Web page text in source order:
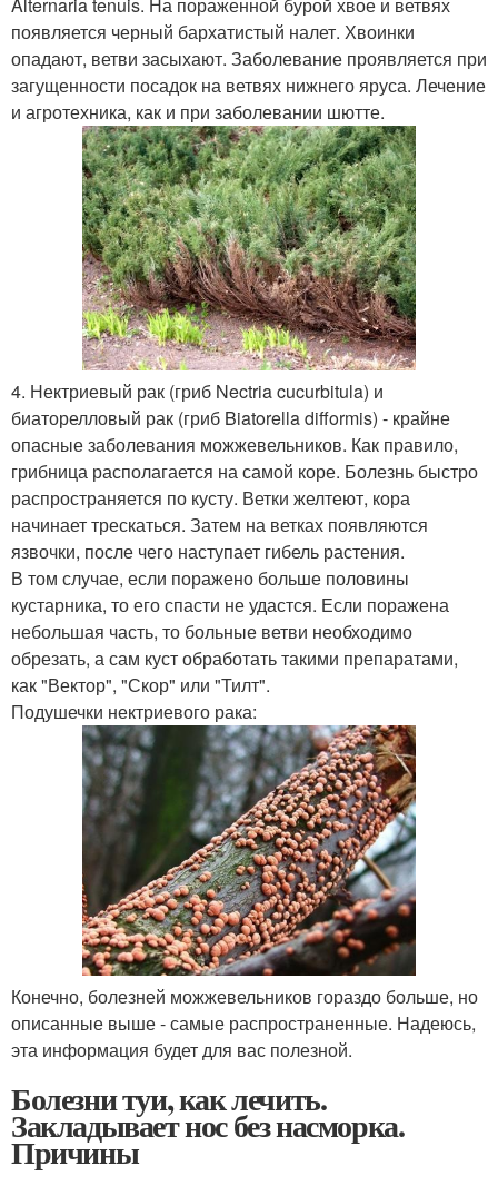
появляется черный бархатистый налет. Хвоинки
опадают, ветви засыхают. Заболевание проявляется при
загущенности посадок на ветвях нижнего яруса. Лечение
и агротехника, как и при заболевании шютте.
4. Нектриевый рак (гриб Nectria cucurbitula) и
биаторелловый рак (гриб Biatorella difformis) - крайне
опасные заболевания можжевельников. Как правило,
грибница располагается на самой коре. Болезнь быстро
распространяется по кусту. Ветки желтеют, кора
начинает трескаться. Затем на ветках появляются
язвочки, после чего наступает гибель растения.
В том случае, если поражено больше половины
кустарника, то его спасти не удастся. Если поражена
небольшая часть, то больные ветви необходимо
обрезать, а сам куст обработать такими препаратами,
как "Вектор", "Скор" или "Тилт".
Подушечки нектриевого рака:
Конечно, болезней можжевельников гораздо больше, но
описанные выше - самые распространенные. Надеюсь,
эта информация будет для вас полезной.
Болезни туи, как лечить.
Закладывает нос без насморка.
Причины